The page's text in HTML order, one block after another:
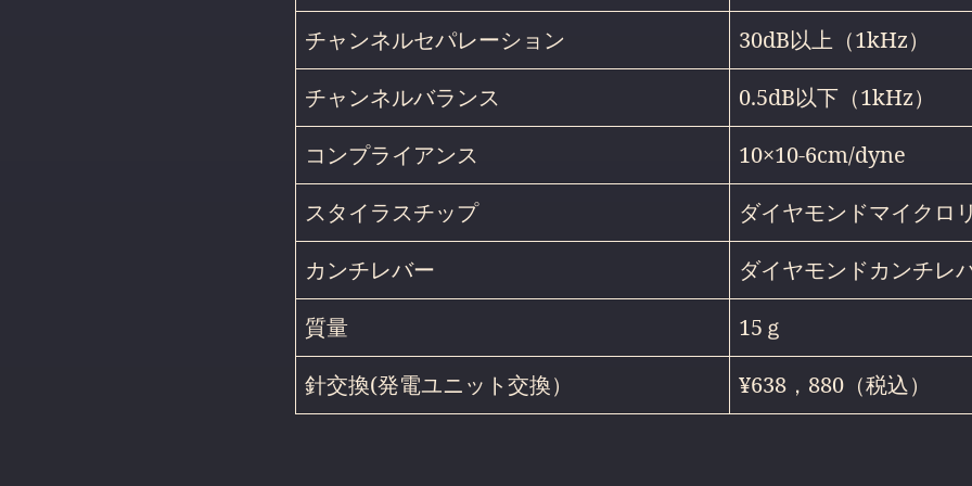
チャンネルセパレーション
30dB以上（1kHz）
チャンネルバランス
0.5dB以下（1kHz）
コンプライアンス
10×10-6cm/dyne
スタイラスチップ
ダイヤモンドマイクロ
カンチレバー
ダイヤモンドカンチレ
質量
15ｇ
針交換(発電ユニット交換）
¥638，880（税込）